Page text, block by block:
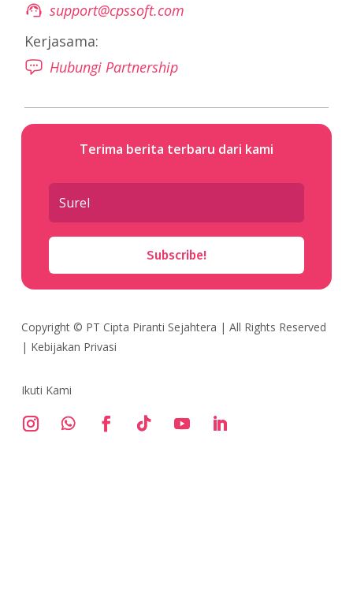
support@cpssoft.com
Kerjasama:
Hubungi Partnership
Terima berita terbaru dari kami
Subscribe!
Copyright © PT Cipta Piranti Sejahtera | All Rights Reserved
| Kebijakan Privasi
Ikuti Kami